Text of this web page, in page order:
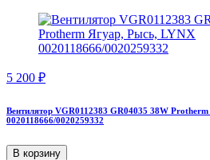
5 200 ₽
Вентилятор VGR0112383 GR04035 38W
0020118666/0020259332
В корзину